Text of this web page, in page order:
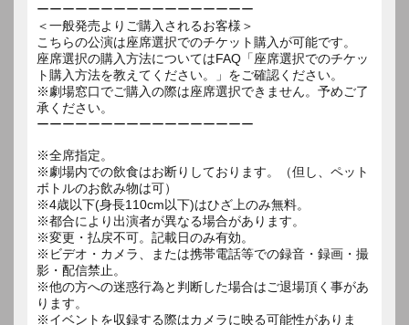
ーーーーーーーーーーーーーーーーー
＜一般発売よりご購入されるお客様＞
こちらの公演は座席選択でのチケット購入が可能です。
座席選択の購入方法についてはFAQ「座席選択でのチケッ
ト購入方法を教えてください。」をご確認ください。
※劇場窓口でご購入の際は座席選択できません。予めご了
承ください。
ーーーーーーーーーーーーーーーーー
※全席指定。
※劇場内での飲食はお断りしております。（但し、ペット
ボトルのお飲み物は可）
※4歳以下(身長110cm以下)はひざ上のみ無料。
※都合により出演者が異なる場合があります。
※変更・払戻不可。記載日のみ有効。
※ビデオ・カメラ、または携帯電話等での録音・録画・撮
影・配信禁止。
※他の方への迷惑行為と判断した場合はご退場頂く事があ
ります。
※イベントを収録する際はカメラに映る可能性がありま